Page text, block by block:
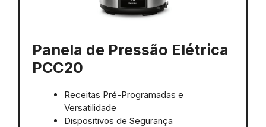
Panela de Pressão Elétrica
PCC20
Receitas Pré-Programadas e
Versatilidade
Dispositivos de Segurança